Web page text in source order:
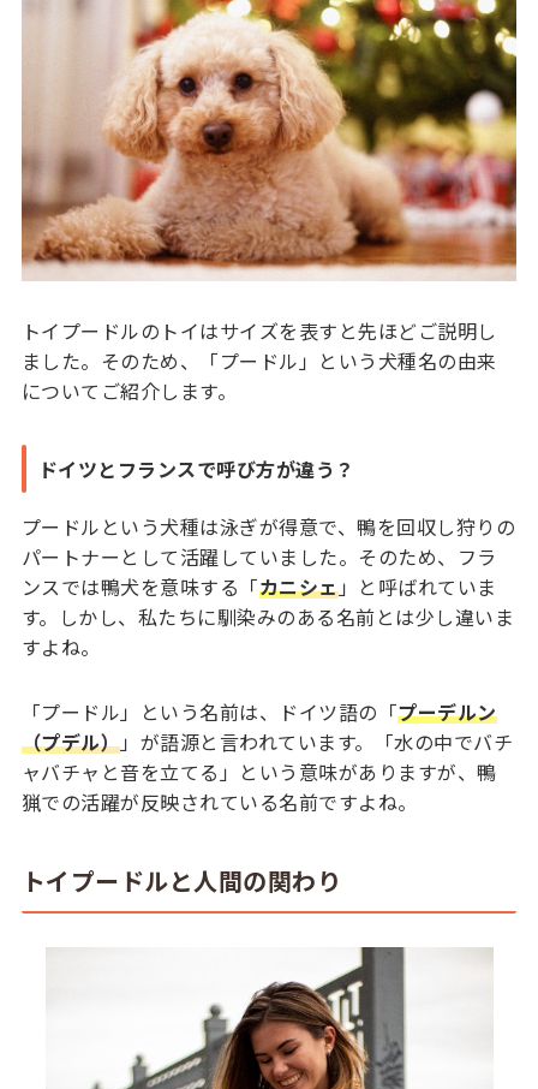
トイプードルのトイはサイズを表すと先ほどご説明し
ました。そのため、「プードル」という犬種名の由来
についてご紹介します。
ドイツとフランスで呼び方が違う？
プードルという犬種は泳ぎが得意で、鴨を回収し狩りの
パートナーとして活躍していました。そのため、フラ
ンスでは鴨犬を意味する「カニシェ」と呼ばれていま
す。しかし、私たちに馴染みのある名前とは少し違いま
すよね。
「プードル」という名前は、ドイツ語の「プーデルン
（プデル）」が語源と言われています。「水の中でバチ
ャバチャと音を立てる」という意味がありますが、鴨
猟での活躍が反映されている名前ですよね。
トイプードルと人間の関わり